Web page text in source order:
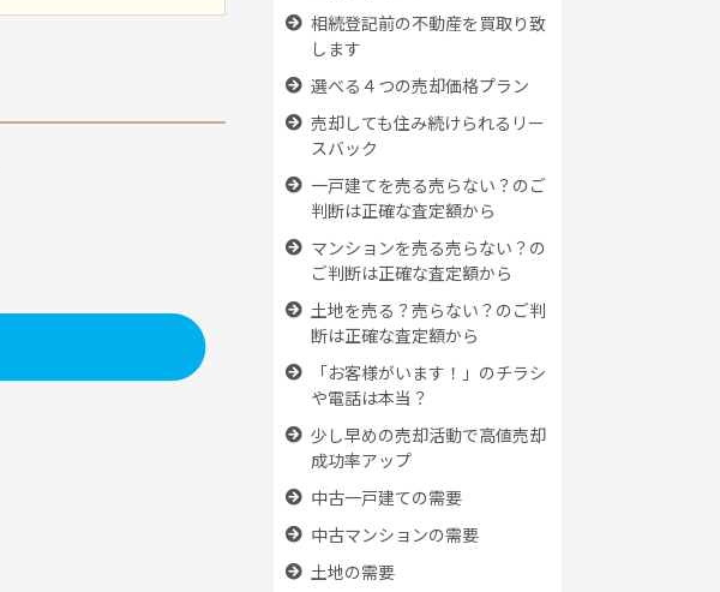
相続登記前の不動産を買取り致
します
選べる４つの売却価格プラン
売却しても住み続けられるリー
スバック
一戸建てを売る売らない？のご
判断は正確な査定額から
マンションを売る売らない？の
ご判断は正確な査定額から
土地を売る？売らない？のご判
断は正確な査定額から
「お客様がいます！」のチラシ
や電話は本当？
少し早めの売却活動で高値売却
成功率アップ
中古一戸建ての需要
中古マンションの需要
土地の需要